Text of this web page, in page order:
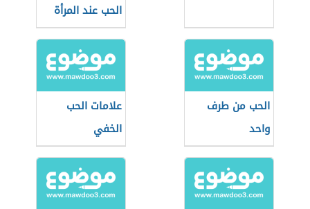
الحب عند المرأة
الحب من طرف
واحد
علامات الحب
الخفي